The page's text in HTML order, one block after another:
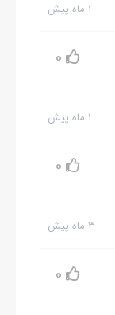
۱ ماه پیش
0
۱ ماه پیش
0
۳ ماه پیش
0